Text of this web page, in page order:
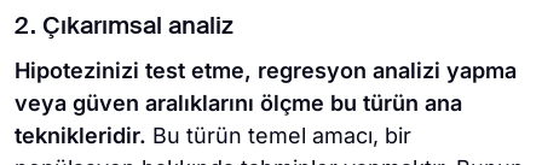
2. Çıkarımsal analiz
Hipotezinizi test etme, regresyon analizi yapma
veya güven aralıklarını ölçme bu türün ana
teknikleridir. Bu türün temel amacı, bir